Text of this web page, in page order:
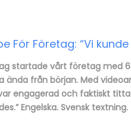
För Företag: “Vi
startade vårt företag med
ända från början. Med
engagerad och faktiskt
Engelska. Svensk textning.